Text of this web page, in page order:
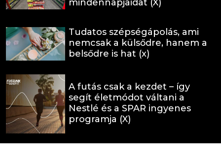
mindennapjaidat (X)
Tudatos szépségápolás, ami
nemcsak a külsődre, hanem a
belsődre is hat (x)
A futás csak a kezdet – így
segít életmódot váltani a
Nestlé és a SPAR ingyenes
programja (X)